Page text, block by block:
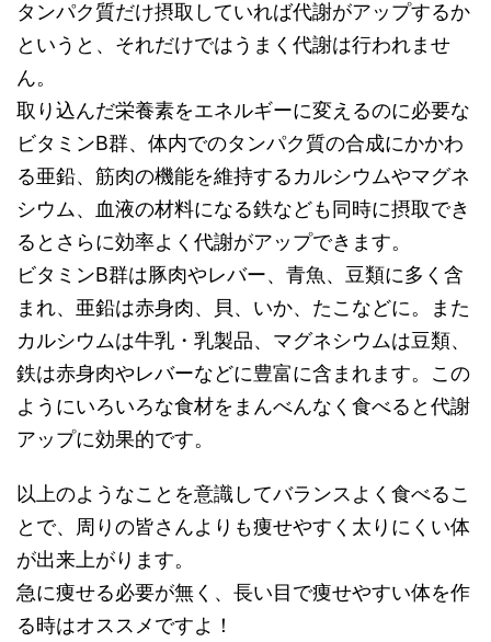
タンパク質だけ摂取していれば代謝がアップするか
というと、それだけではうまく代謝は行われませ
ん。
取り込んだ栄養素をエネルギーに変えるのに必要な
ビタミンB群、体内でのタンパク質の合成にかかわ
る亜鉛、筋肉の機能を維持するカルシウムやマグネ
シウム、血液の材料になる鉄なども同時に摂取でき
るとさらに効率よく代謝がアップできます。
ビタミンB群は豚肉やレバー、青魚、豆類に多く含
まれ、亜鉛は赤身肉、貝、いか、たこなどに。また
カルシウムは牛乳・乳製品、マグネシウムは豆類、
鉄は赤身肉やレバーなどに豊富に含まれます。この
ようにいろいろな食材をまんべんなく食べると代謝
アップに効果的です。
以上のようなことを意識してバランスよく食べるこ
とで、周りの皆さんよりも痩せやすく太りにくい体
が出来上がります。
急に痩せる必要が無く、長い目で痩せやすい体を作
る時はオススメですよ！